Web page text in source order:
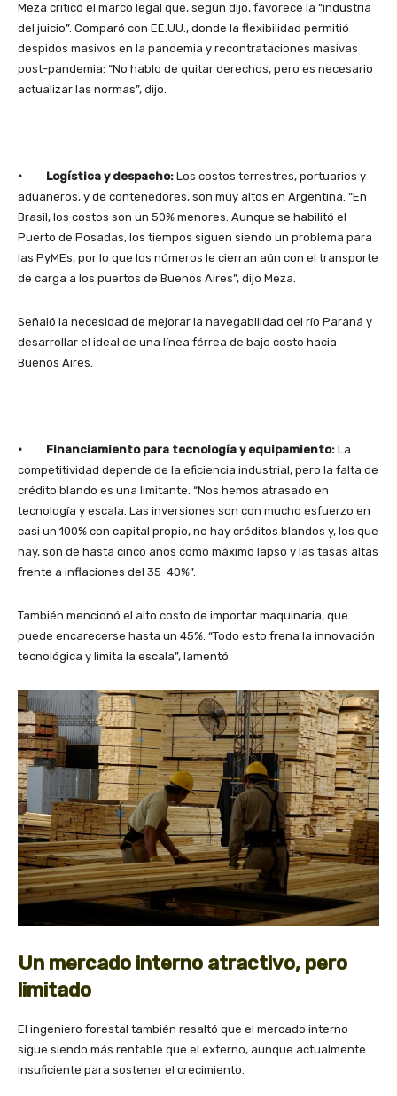
Meza criticó el marco legal que, según dijo, favorece la “industria
del juicio”. Comparó con EE.UU., donde la flexibilidad permitió
despidos masivos en la pandemia y recontrataciones masivas
post-pandemia: “No hablo de quitar derechos, pero es necesario
actualizar las normas”, dijo.
· Logística y despacho: Los costos terrestres, portuarios y
aduaneros, y de contenedores, son muy altos en Argentina. “En
Brasil, los costos son un 50% menores. Aunque se habilitó el
Puerto de Posadas, los tiempos siguen siendo un problema para
las PyMEs, por lo que los números le cierran aún con el transporte
de carga a los puertos de Buenos Aires”, dijo Meza.
Señaló la necesidad de mejorar la navegabilidad del río Paraná y
desarrollar el ideal de una línea férrea de bajo costo hacia
Buenos Aires.
· Financiamiento para tecnología y equipamiento: La
competitividad depende de la eficiencia industrial, pero la falta de
crédito blando es una limitante. “Nos hemos atrasado en
tecnología y escala. Las inversiones son con mucho esfuerzo en
casi un 100% con capital propio, no hay créditos blandos y, los que
hay, son de hasta cinco años como máximo lapso y las tasas altas
frente a inflaciones del 35-40%”.
También mencionó el alto costo de importar maquinaria, que
puede encarecerse hasta un 45%. “Todo esto frena la innovación
tecnológica y limita la escala”, lamentó.
Un mercado interno atractivo, pero
limitado
El ingeniero forestal también resaltó que el mercado interno
sigue siendo más rentable que el externo, aunque actualmente
insuficiente para sostener el crecimiento.